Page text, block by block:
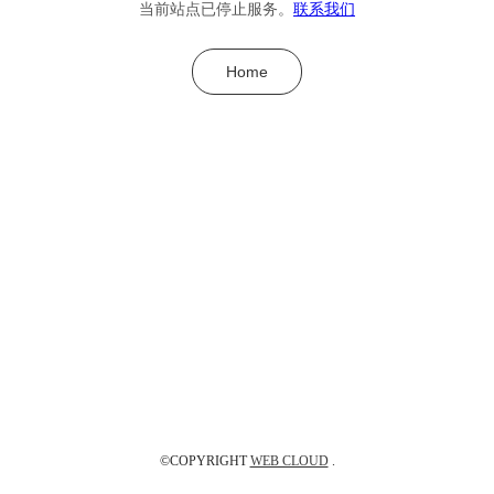
当前站点已停止服务。 联系我们
Home
©COPYRIGHTWEB CLOUD.